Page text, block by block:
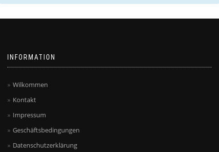
INFORMATION
Wilkommen
Kontakt
Impressum
Geschäftsbedingungen
Datenschutzerklärung